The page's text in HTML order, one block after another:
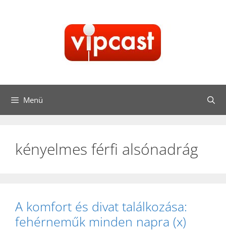
Menü
kényelmes férfi alsónadrág
A komfort és divat találkozása:
fehérneműk minden napra (x)